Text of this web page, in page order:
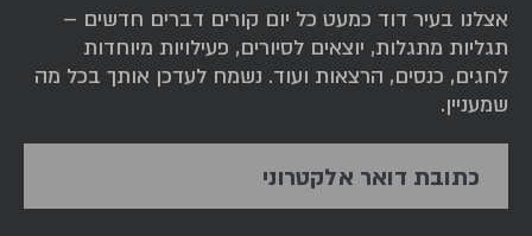
אצלנו בעיר דוד כמעט כל יום קורים דברים חדשים –
תגליות מתגלות, יוצאים לסיורים, פעילויות מיוחדות
לחגים, כנסים, הרצאות ועוד. נשמח לעדכן אותך בכל מה
שמעניין.
כתובת דואר אלקטרוני